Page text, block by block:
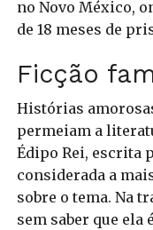
no Novo México,
de 18 meses de
Ficção
Histórias
permeiam a
Édipo Rei, escrita
considerada a
sobre o tema. Na
sem saber que ela